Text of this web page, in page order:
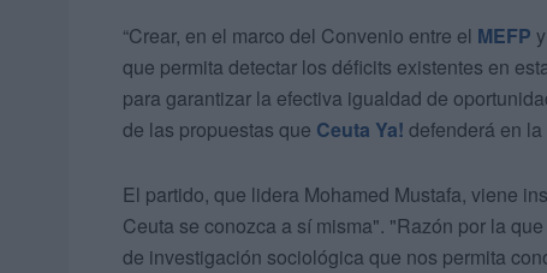
“Crear, en el marco del Convenio entre el MEFP
que permita detectar los déficits existentes en
para garantizar la efectiva igualdad de
de las propuestas que Ceuta Ya! defenderá en
El partido, que lidera Mohamed Mustafa, viene
Ceuta se conozca a sí misma". "Razón por la
de investigación sociológica que nos permita